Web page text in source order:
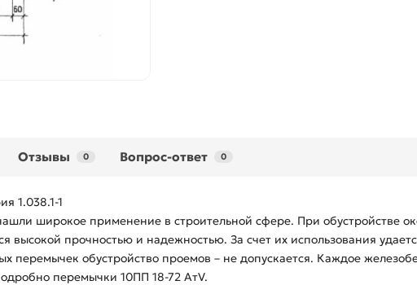
Отзывы 0 Вопрос-ответ 0
1.038.1-1
широкое применение в строительной сфере. При обустройстве
высокой прочностью и надежностью. За счет их использования
перемычек обустройство проемов – не допускается. Каждое
перемычки 10ПП 18-72 АтV.